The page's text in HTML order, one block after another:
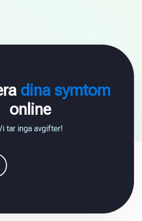
dina symtom
online
tar inga avgifter!